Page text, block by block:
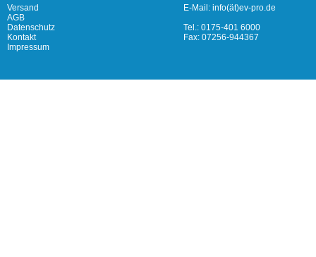
Versand
AGB
Datenschutz
Kontakt
Impressum
E-Mail: info(ät)ev-pro.de
Tel.: 0175-401 6000
Fax: 07256-944367